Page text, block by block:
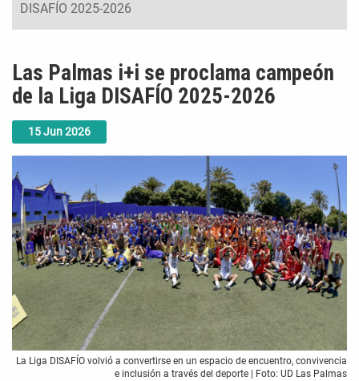
DISAFÍO 2025-2026
15Jun2026
Las Palmas i+i se proclama campeón
de la Liga DISAFÍO 2025-2026
La Liga DISAFÍO volvió a convertirse en un espacio de encuentro, convivencia
e inclusión a través del deporte | Foto: UD Las Palmas